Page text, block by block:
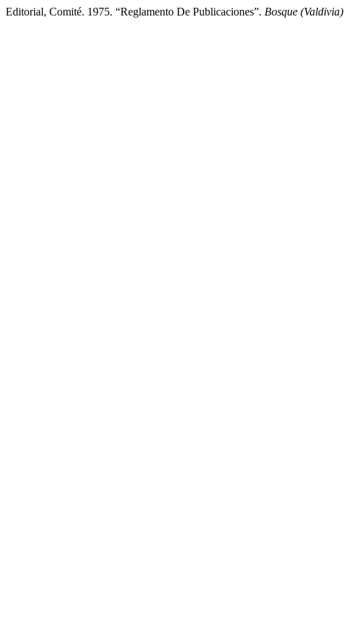
Editorial, Comité. 1975. “Reglamento De Publicaciones”. Bosque (Valdivia)